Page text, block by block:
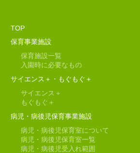
TOP
保育事業施設
保育施設一覧
入園時に必要なもの
サイエンス＋・もぐもぐ＋
サイエンス＋
もぐもぐ＋
病児・病後児保育事業施設
病児・病後児保育室について
病児・病後児保育室一覧
病児・病後児受入れ範囲